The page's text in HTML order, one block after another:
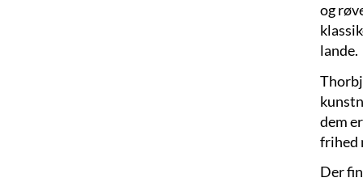
og
lande.
dem
frihed
Der